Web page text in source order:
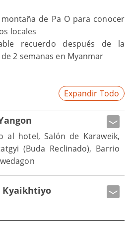
de Pa O para conocer
locales
recuerdo después de la
2 semanas en Myanmar
Expandir Todo
al hotel, Salón de Karaweik,
(Buda Reclinado), Barrio
Kyaikhtiyo